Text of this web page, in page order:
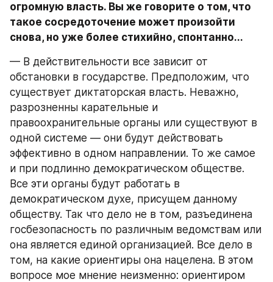
огромную власть. Вы же говорите о том, что
такое сосредоточение может произойти
снова, но уже более стихийно, спонтанно...
— В действительности все зависит от
обстановки в государстве. Предположим, что
существует диктаторская власть. Неважно,
разрозненны карательные и
правоохранительные органы или существуют в
одной системе — они будут действовать
эффективно в одном направлении. То же самое
и при подлинно демократическом обществе.
Все эти органы будут работать в
демократическом духе, присущем данному
обществу. Так что дело не в том, разъединена
госбезопасность по различным ведомствам или
она является единой организацией. Все дело в
том, на какие ориентиры она нацелена. В этом
вопросе мое мнение неизменно: ориентиром